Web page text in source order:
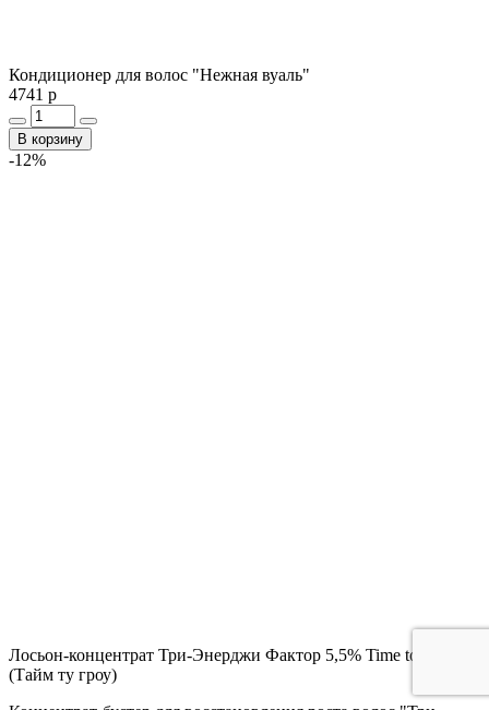
Кондиционер для волос "Нежная вуаль"
4741 р
В корзину
-12%
Лосьон-концентрат Три-Энерджи Фактор 5,5% Time to grow
(Тайм ту гроу)